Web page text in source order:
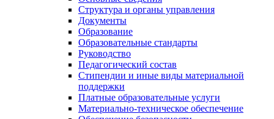
Структура и органы управления
Документы
Образование
Образовательные стандарты
Руководство
Педагогический состав
Стипендии и иные виды материальной
поддержки
Платные образовательные услуги
Материально-техническое обеспечение